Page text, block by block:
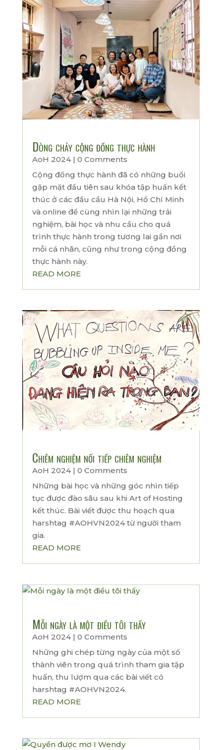
Dòng chảy cộng đồng thực hành
AoH 2024| 0 Comments
Cộng đồng thực hành đã có những buổi
gặp mặt đầu tiên sau khóa tập huấn kết
thúc ở các đầu cầu Hà Nội, Hồ Chí Minh
và online để cùng nhìn lại những trải
nghiệm, bài học và nhu cầu cho quá
trình thực hành trong tương lai gần nơi
mỗi cá nhân, cũng như trong cộng đồng
thực hành này.
READ MORE
Chiêm nghiệm nối tiếp chiêm nghiệm
AoH 2024| 0 Comments
Những bài học và những góc nhìn tiếp
tục được đào sâu sau khi Art of Hosting
kết thúc. Bài viết được thu hoạch qua
harshtag #AOHVN2024 từ người tham
gia.
READ MORE
Mỗi ngày là một điều tôi thấy
AoH 2024| 0 Comments
Những ghi chép từng ngày của một số
thành viên trong quá trình tham gia tập
huấn, thu lượm qua các bài viết có
harshtag #AOHVN2024.
READ MORE